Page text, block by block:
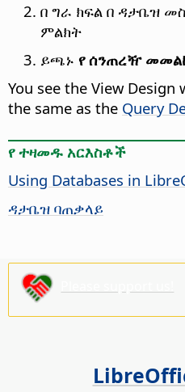
በ ግራ ክፍል በ ዳታቤዝ
ምልክት
ይጫኑ የ ሰንጠረዥ
You see the View
the same as the Query
የ ተዛመዱ አርእስቶች
Using Databases in
ዳታቤዝ ባጠቃላይ